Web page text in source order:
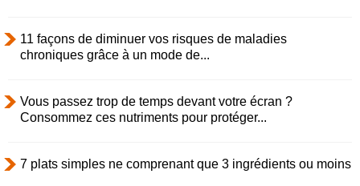
11 façons de diminuer vos risques de maladies
chroniques grâce à un mode de...
Vous passez trop de temps devant votre écran ?
Consommez ces nutriments pour protéger...
7 plats simples ne comprenant que 3 ingrédients ou moins